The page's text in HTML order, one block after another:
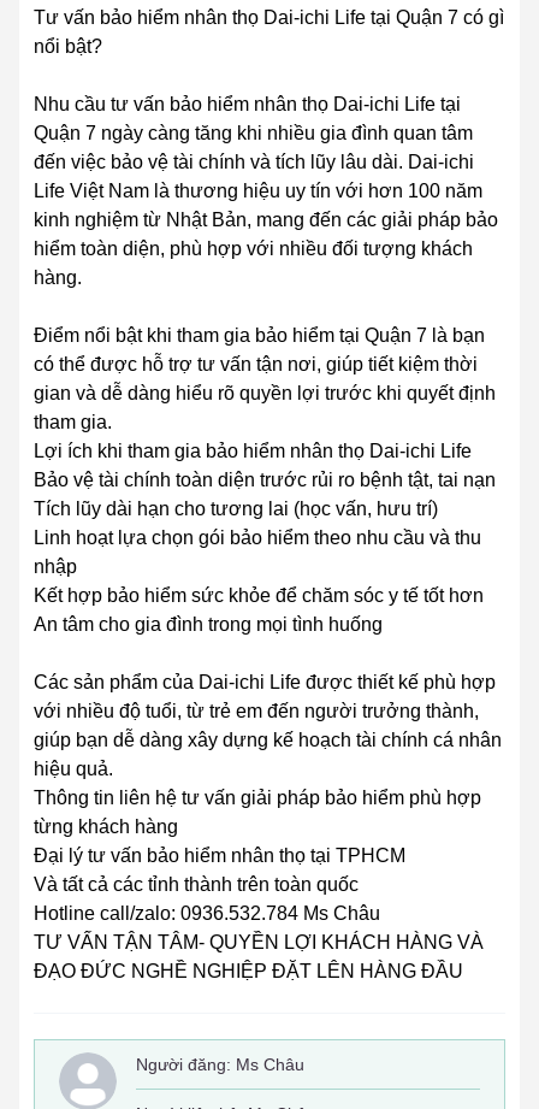
Tư vấn bảo hiểm nhân thọ Dai-ichi Life tại Quận 7 có gì
nổi bật?
Nhu cầu tư vấn bảo hiểm nhân thọ Dai-ichi Life tại
Quận 7 ngày càng tăng khi nhiều gia đình quan tâm
đến việc bảo vệ tài chính và tích lũy lâu dài. Dai-ichi
Life Việt Nam là thương hiệu uy tín với hơn 100 năm
kinh nghiệm từ Nhật Bản, mang đến các giải pháp bảo
hiểm toàn diện, phù hợp với nhiều đối tượng khách
hàng.
Điểm nổi bật khi tham gia bảo hiểm tại Quận 7 là bạn
có thể được hỗ trợ tư vấn tận nơi, giúp tiết kiệm thời
gian và dễ dàng hiểu rõ quyền lợi trước khi quyết định
tham gia.
Lợi ích khi tham gia bảo hiểm nhân thọ Dai-ichi Life
Bảo vệ tài chính toàn diện trước rủi ro bệnh tật, tai nạn
Tích lũy dài hạn cho tương lai (học vấn, hưu trí)
Linh hoạt lựa chọn gói bảo hiểm theo nhu cầu và thu
nhập
Kết hợp bảo hiểm sức khỏe để chăm sóc y tế tốt hơn
An tâm cho gia đình trong mọi tình huống
Các sản phẩm của Dai-ichi Life được thiết kế phù hợp
với nhiều độ tuổi, từ trẻ em đến người trưởng thành,
giúp bạn dễ dàng xây dựng kế hoạch tài chính cá nhân
hiệu quả.
Thông tin liên hệ tư vấn giải pháp bảo hiểm phù hợp
từng khách hàng
Đại lý tư vấn bảo hiểm nhân thọ tại TPHCM
Và tất cả các tỉnh thành trên toàn quốc
Hotline call/zalo: 0936.532.784 Ms Châu
TƯ VẤN TẬN TÂM- QUYỀN LỢI KHÁCH HÀNG VÀ
ĐẠO ĐỨC NGHỀ NGHIỆP ĐẶT LÊN HÀNG ĐẦU
Người đăng: Ms Châu